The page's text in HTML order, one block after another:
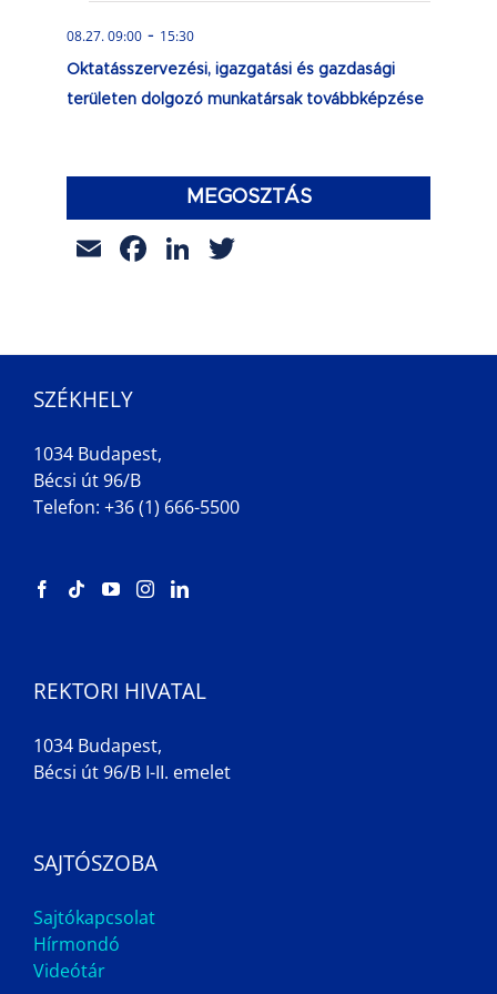
08.27. 09:00 - 15:30
Oktatásszervezési, igazgatási és gazdasági
területen dolgozó munkatársak továbbképzése
MEGOSZTÁS
EmailFacebook
LinkedIn
SZÉKHELY
1034 Budapest,
Bécsi út 96/B
Telefon: +36 (1) 666-5500
REKTORI HIVATAL
1034 Budapest,
Bécsi út 96/B I-II. emelet
SAJTÓSZOBA
Sajtókapcsolat
Hírmondó
Videótár